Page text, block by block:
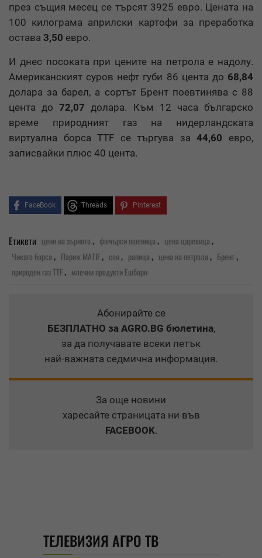
през същия месец се търсят 3925 евро. Цената на
100 килограма априлски картофи за преработка
остава 3,50 евро.
И днес посоката при цените на петрола е надолу.
Американският суров нефт губи 86 цента до 68,84
долара за барел, а сортът Брент поевтинява с 88
цента до72,07 долара. Към 12 часа българско
време природният газ на нидерландската
виртуална борса TTF се търгува за44,60 евро,
записвайки плюс 40 цента.
FaceBook Threads Pinterest
Етикети цени на зърното, фючърси пшеница, цена царевица,
Чикаго борса, Париж MATIF, соя, рапица, цена на петрола, Брент,
природен газ TTF, млечни продукти Ешборн
Абонирайте се
БЕЗПЛАТНО за AGRO.BG бюлетина,
за да получавате всеки петък
най-важната седмична информация.
За още новини
харесайте страницата ни във
FACEBOOK.
ТЕЛЕВИЗИЯ АГРО ТВ